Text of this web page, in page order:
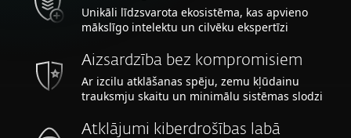
Unikāli līdzsvarota ekosistēma, kas apvieno
mākslīgo intelektu un cilvēku ekspertīzi
Aizsardzība bez kompromisiem
Ar izcilu atklāšanas spēju, zemu kļūdainu
trauksmju skaitu un minimālu sistēmas slodzi
Atklājumi kiberdrošības labā